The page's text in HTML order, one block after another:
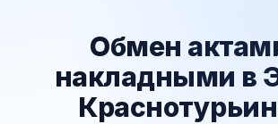
Обмен
накладными в